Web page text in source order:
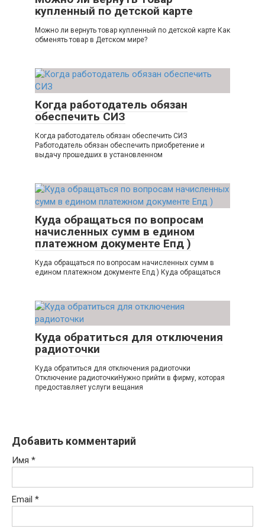
купленный по детской карте
Можно ли вернуть товар купленный по детской карте Как
обменять товар в Детском мире?
Когда работодатель обязан
обеспечить СИЗ
Когда работодатель обязан обеспечить СИЗ
Работодатель обязан обеспечить приобретение и
выдачу прошедших в установленном
Куда обращаться по вопросам
начисленных сумм в едином
платежном документе Епд )
Куда обращаться по вопросам начисленных сумм в
едином платежном документе Епд ) Куда обращаться
Куда обратиться для отключения
радиоточки
Куда обратиться для отключения радиоточки
Отключение радиоточкиНужно прийти в фирму, которая
предоставляет услуги вещания
Добавить комментарий
Имя *
Email *